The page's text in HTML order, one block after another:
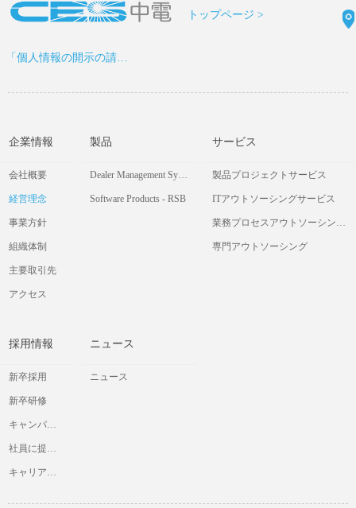
会社概要
経営理念
事業方針
組織体制
主要取引先
アクセス
企業情報
Dealer Management System
Software Products - RSB
製品
製品プロジェクトサービス
ITアウトソーシングサービス
業務プロセスアウトソーシングサービス
専門アウトソーシング
サービス
新卒採用
新卒研修
キャンパス交流会
社員に提供したいと考えていること
キャリア採用情報
採用情報
ニュース
ニュース
トップページ >
「個人情報の開示の請求書」をDOWNLOAD >